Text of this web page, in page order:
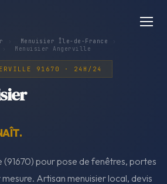
Menuisier Île-de-France
Menuisier Angerville
91670 · 24H/24
(91670) pour pose de fenêtres, portes
Artisan menuisier local, devis